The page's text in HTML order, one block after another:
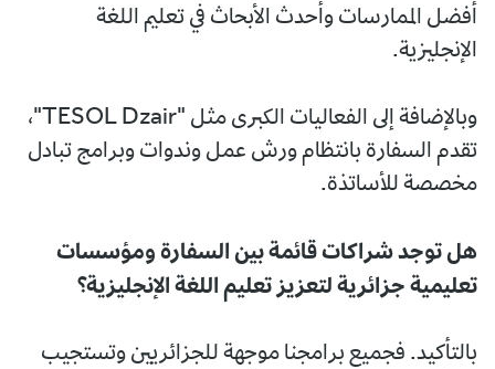
أفضل الممارسات وأحدث الأبحاث في تعليم اللغة
الإنجليزية.
وبالإضافة إلى الفعاليات الكبرى مثل "TESOL Dzair"،
تقدم السفارة بانتظام ورش عمل وندوات وبرامج تبادل
مخصصة للأساتذة.
هل توجد شراكات قائمة بين السفارة ومؤسسات
تعليمية جزائرية لتعزيز تعليم اللغة الإنجليزية؟
بالتأكيد. فجميع برامجنا موجهة للجزائريين وتستجيب